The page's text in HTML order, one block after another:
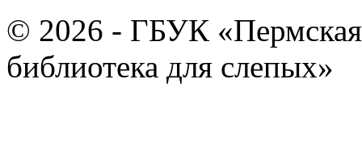
© 2026 - ГБУК «Пермская
библиотека для слепых»